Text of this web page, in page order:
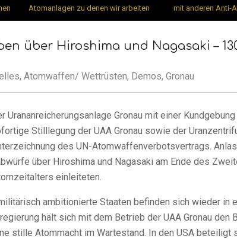
Atomanlagen zu denen wir arbeiten mit anderen Anti-
über Hiroshima und Nagasaki –
, Atomwaffen/ Wettrüsten, Demos, Gronau
Urananreicherungsanlage Gronau mit einer
Stilllegung der UAA Gronau sowie der
des UN-Atomwaffenverbotsvertrags.
über Hiroshima und Nagasaki am Ende des
einleiteten.
ambitionierte Staaten befinden sich wieder in
hält sich mit dem Betrieb der UAA Gronau den
stille Atommacht im Wartestand. In den USA beteiligt